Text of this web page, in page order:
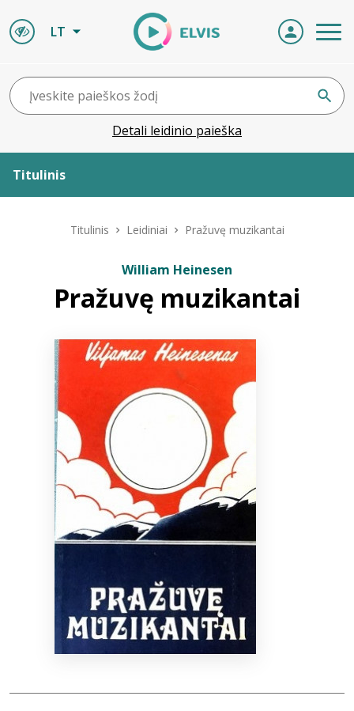
LT
Detali leidinio paieška
Titulinis
ELVIS atvyksta
Naujienos
Bibliotekoms
+370 667 80 541
Titulinis Leidiniai Pražuvę muzikantai
William Heinesen
Pražuvę muzikantai